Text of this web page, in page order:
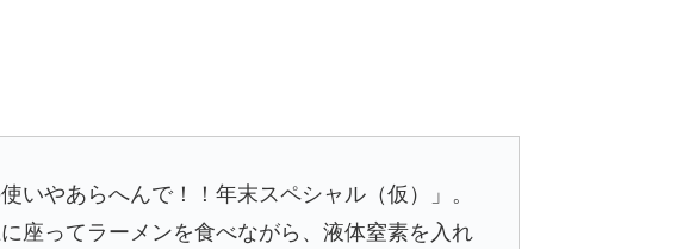
やあらへんで！！年末スペシャル（仮）」。
座ってラーメンを食べながら、液体窒素を入れ